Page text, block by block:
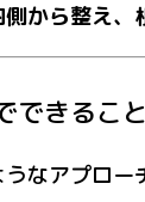
から整え、
できること
なアプロー